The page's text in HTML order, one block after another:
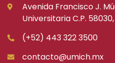
Avenida Francisco J.
Universitaria C.P.
(+52) 443 322 3500
contacto@umich.mx